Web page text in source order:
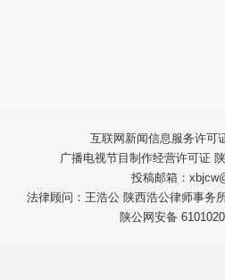
互联网新闻信息服务许可
广播电视节目制作经营许可证
投稿邮箱：
法律顾问：王浩公 陕西浩公律师事务
陕公网安备